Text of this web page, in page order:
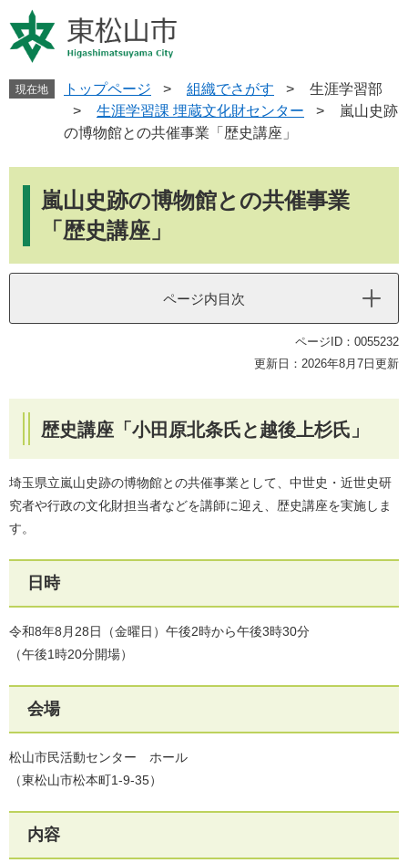
ー
ジ
ニ
ュ
現在地 トップページ > 組織でさがす >
生涯学習部
>
生涯学習課 埋蔵文化財センター >
嵐山史跡
の博物館との共催事業「歴史講座」
嵐山史跡の博物館との共催事業
「歴史講座」
ページ内目次
ページID：0055232
更新日：2026年8月7日更新
歴史講座「小田原北条氏と越後上杉氏」
埼玉県立嵐山史跡の博物館との共催事業として、中世史・近世史研
究者や行政の文化財担当者などを講師に迎え、歴史講座を実施しま
す。
日時
令和8年8月28日（金曜日）午後2時から午後3時30分
（午後1時20分開場）
会場
松山市民活動センター ホール
（東松山市松本町1-9-35）
内容